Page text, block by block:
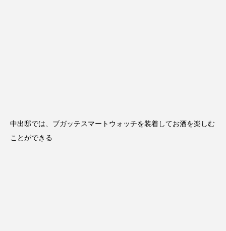
中出邸では、ブガッテスマートウォッチを装着してお酒を楽しむ
ことができる